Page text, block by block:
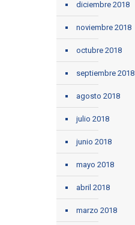
diciembre 2018
noviembre 2018
octubre 2018
septiembre 2018
agosto 2018
julio 2018
junio 2018
mayo 2018
abril 2018
marzo 2018